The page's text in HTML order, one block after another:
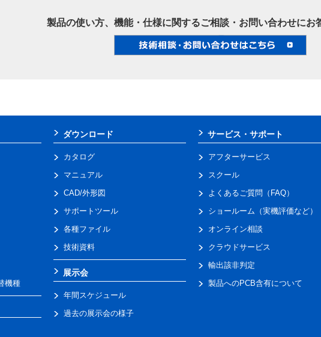
製品の使い方、機能・仕様に関するご相談・お問い合わせにお
機種
ダウンロード
カタログ
マニュアル
CAD/外形図
サポートツール
各種ファイル
技術資料
展示会
年間スケジュール
過去の展示会の様子
サービス・サポート
アフターサービス
スクール
よくあるご質問（FAQ）
ショールーム（実機評価など）
オンライン相談
クラウドサービス
輸出該非判定
製品へのPCB含有について